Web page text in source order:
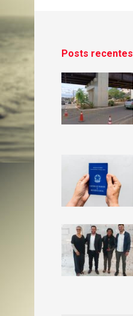
Posts recentes